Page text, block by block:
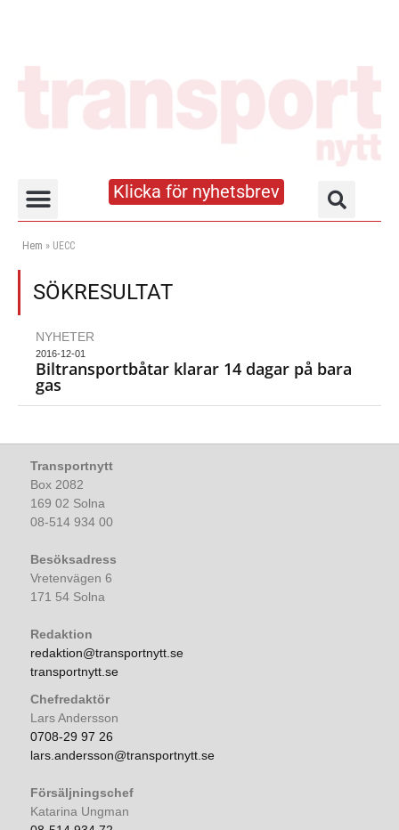
Klicka för nyhetsbrev
Hem » UECC
SÖKRESULTAT
NYHETER
2016-12-01
Biltransportbåtar klarar 14 dagar på bara
gas
Transportnytt
Box 2082
169 02 Solna
08-514 934 00
Besöksadress
Vretenvägen 6
171 54 Solna
Redaktion
redaktion@transportnytt.se
transportnytt.se
Chefredaktör
Lars Andersson
0708-29 97 26
lars.andersson@transportnytt.se
Försäljningschef
Katarina Ungman